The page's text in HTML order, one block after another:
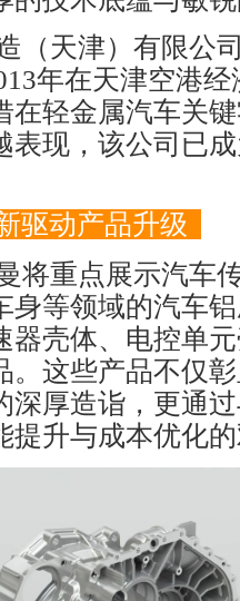
（天津）有限公
年在天津空港
在轻金属汽车关
表现，该公司已
驱动产品升级
将重点展示汽车
身等领域的汽车
器壳体、电控单
。这些产品不仅
深厚造诣，更通
提升与成本优化